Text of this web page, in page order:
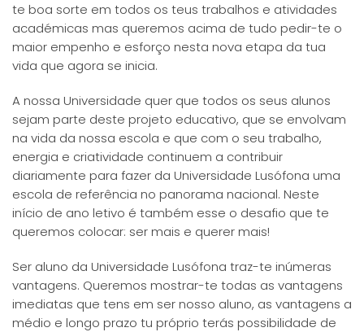
te boa sorte em todos os teus trabalhos e atividades
académicas mas queremos acima de tudo pedir-te o
maior empenho e esforço nesta nova etapa da tua
vida que agora se inicia.
A nossa Universidade quer que todos os seus alunos
sejam parte deste projeto educativo, que se envolvam
na vida da nossa escola e que com o seu trabalho,
energia e criatividade continuem a contribuir
diariamente para fazer da Universidade Lusófona uma
escola de referência no panorama nacional. Neste
início de ano letivo é também esse o desafio que te
queremos colocar: ser mais e querer mais!
Ser aluno da Universidade Lusófona traz-te inúmeras
vantagens. Queremos mostrar-te todas as vantagens
imediatas que tens em ser nosso aluno, as vantagens a
médio e longo prazo tu próprio terás possibilidade de